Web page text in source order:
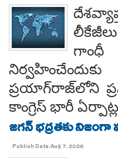
గాంధీ
ప్రయాగ్‌రాజ్‌లోని
కాంగ్రెస్ భారీ
జగన్ భద్రతకు నిజంగా
Publish Date:Aug 7, 2026